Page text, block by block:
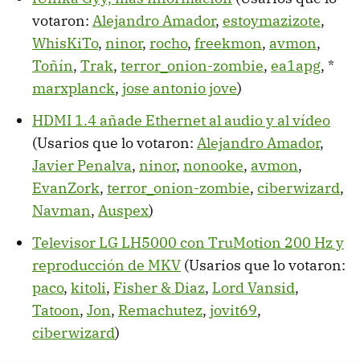
votaron: Alejandro Amador, estoymazizote,
WhisKiTo, ninor, rocho, freekmon, avmon,
Toñín, Trak, terror_onion-zombie, ea1apg, *
marxplanck, jose antonio jove)
HDMI 1.4 añade Ethernet al audio y al vídeo
(Usarios que lo votaron: Alejandro Amador,
Javier Penalva, ninor, nonooke, avmon,
EvanZork, terror_onion-zombie, ciberwizard,
Navman, Auspex)
Televisor LG LH5000 con TruMotion 200 Hz y
reproducción de MKV (Usarios que lo votaron:
paco, kitoli, Fisher & Diaz, Lord Vansid,
Tatoon, Jon, Remachutez, jovit69,
ciberwizard)